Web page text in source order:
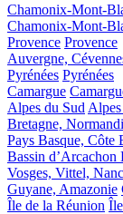
Chamonix-Mont-
Chamonix-Mont-
Provence Provence
Auvergne,
Pyrénées Pyrénées
Camargue
Alpes du Sud
Bretagne,
Pays Basque, Côte
Bassin d’Arcachon
Vosges, Vittel,
Guyane, Amazonie
Île de la Réunion